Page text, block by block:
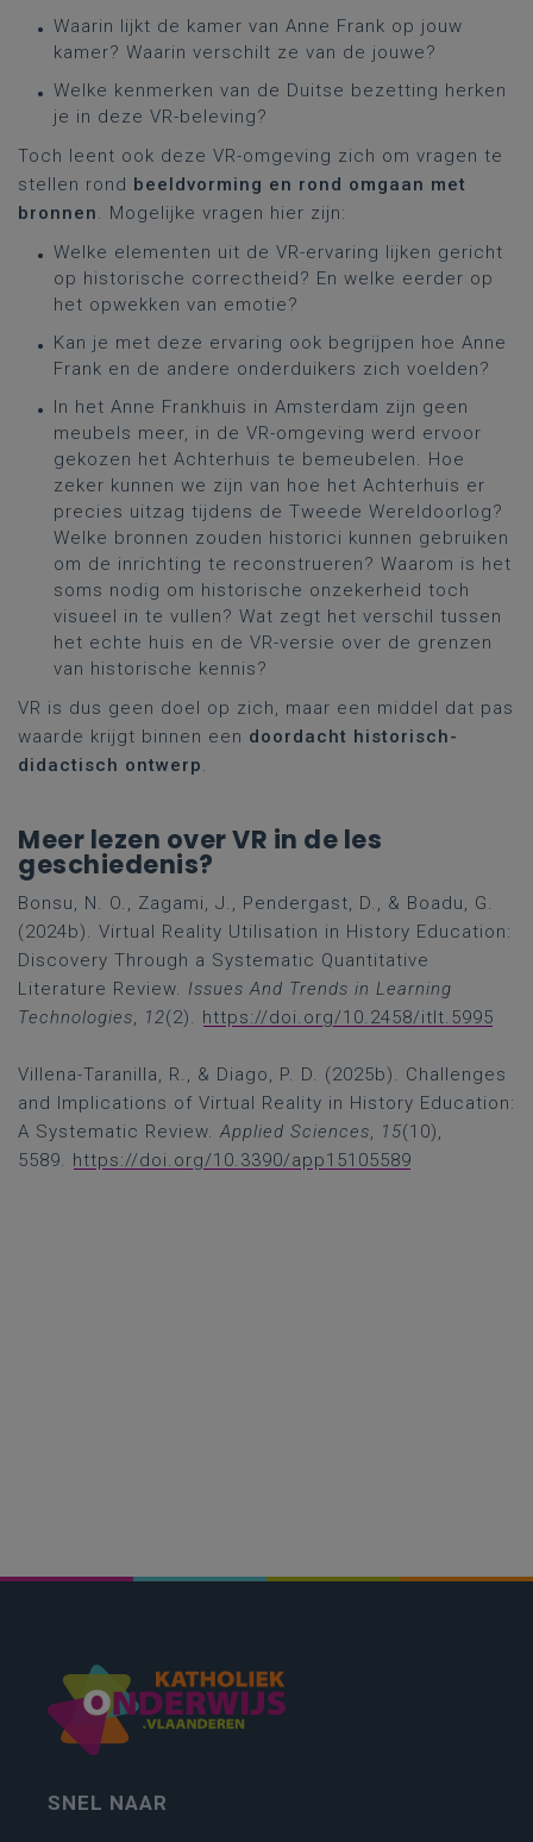
Waarin lijkt de kamer van Anne Frank op jouw
kamer? Waarin verschilt ze van de jouwe?
Welke kenmerken van de Duitse bezetting herken
je in deze VR-beleving?
Toch leent ook deze VR-omgeving zich om vragen te
stellen rond beeldvorming en rond omgaan met
bronnen. Mogelijke vragen hier zijn:
Welke elementen uit de VR-ervaring lijken gericht
op historische correctheid? En welke eerder op
het opwekken van emotie?
Kan je met deze ervaring ook begrijpen hoe Anne
Frank en de andere onderduikers zich voelden?
In het Anne Frankhuis in Amsterdam zijn geen
meubels meer, in de VR-omgeving werd ervoor
gekozen het Achterhuis te bemeubelen. Hoe
zeker kunnen we zijn van hoe het Achterhuis er
precies uitzag tijdens de Tweede Wereldoorlog?
Welke bronnen zouden historici kunnen gebruiken
om de inrichting te reconstrueren? Waarom is het
soms nodig om historische onzekerheid toch
visueel in te vullen? Wat zegt het verschil tussen
het echte huis en de VR-versie over de grenzen
van historische kennis?
VR is dus geen doel op zich, maar een middel dat pas
waarde krijgt binnen een doordacht historisch-
didactisch ontwerp.
Meer lezen over VR in de les
geschiedenis?
Bonsu, N. O., Zagami, J., Pendergast, D., & Boadu, G.
(2024b). Virtual Reality Utilisation in History Education:
Discovery Through a Systematic Quantitative
Literature Review. Issues And Trends in Learning
Technologies, 12(2). https://doi.org/10.2458/itlt.5995
Villena-Taranilla, R., & Diago, P. D. (2025b). Challenges
and Implications of Virtual Reality in History Education:
A Systematic Review.Applied Sciences, 15(10),
5589. https://doi.org/10.3390/app15105589
SNEL NAAR